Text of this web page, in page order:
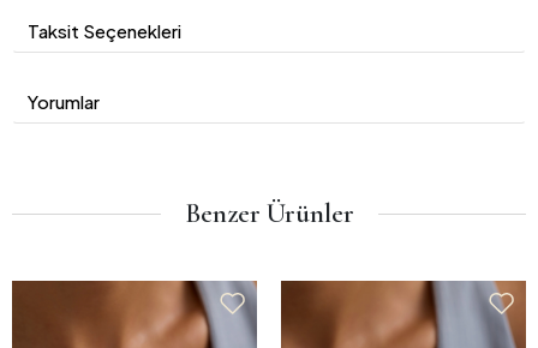
Taksit Seçenekleri
Yorumlar
Benzer Ürünler